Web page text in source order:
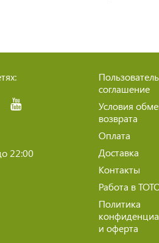
22:00
соглашение
Условия
возврата
Оплата
Доставка
Контакты
Работа в
Политика
и оферта